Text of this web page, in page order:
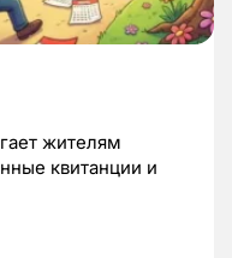
жителям
квитанции и